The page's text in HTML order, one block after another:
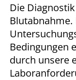
Die
Blutabnahme.
Bedingungen
durch unsere
Name:
Zweck:
Dieser